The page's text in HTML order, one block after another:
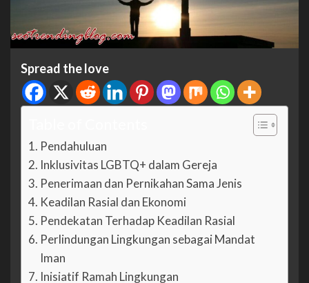
Spread the love
Pendahuluan
Inklusivitas LGBTQ+ dalam Gereja
Penerimaan dan Pernikahan Sama Jenis
Keadilan Rasial dan Ekonomi
Pendekatan Terhadap Keadilan Rasial
Perlindungan Lingkungan sebagai Mandat
Iman
Inisiatif Ramah Lingkungan